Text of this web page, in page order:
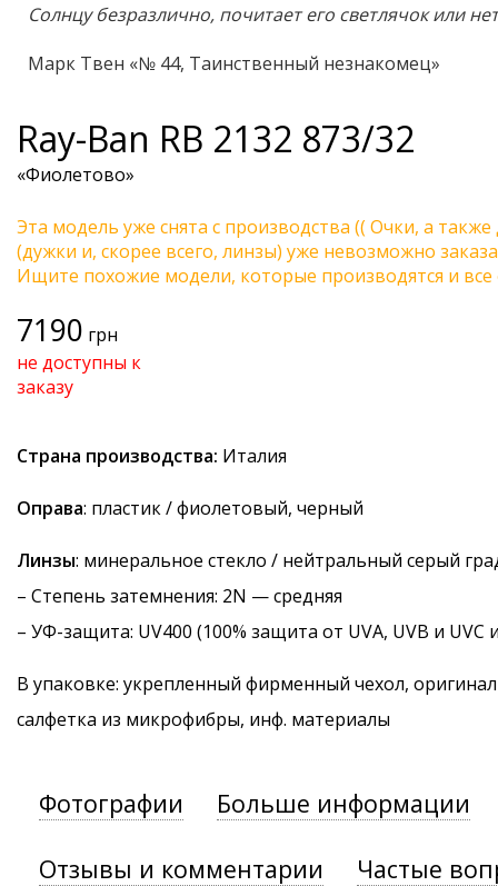
Солнцу безразлично, почитает его светлячок или
Марк Твен «№ 44, Таинственный незнакомец»
Ray-Ban RB 2132 873/32
«Фиолетово»
Эта модель уже снята с производства (( Очки, а
(дужки и, скорее всего, линзы) уже невозможно
Ищите похожие модели, которые производятся и
7190 грн
не доступны к
заказу
Страна производства: Италия
Оправа: пластик / фиолетовый, черный
Линзы: минеральное стекло / нейтральный серый
– Степень затемнения: 2N — средняя
– УФ-защита: UV400 (100% защита от UVA, UVB и UVC
В упаковке: укрепленный фирменный чехол,
салфетка из микрофибры, инф. материалы
Фотографии Больше информации
Отзывы и комментарии Частые